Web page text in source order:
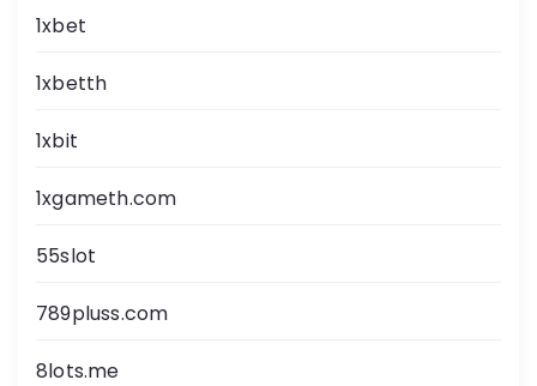
1xbet
1xbetth
1xbit
1xgameth.com
55slot
789pluss.com
8lots.me